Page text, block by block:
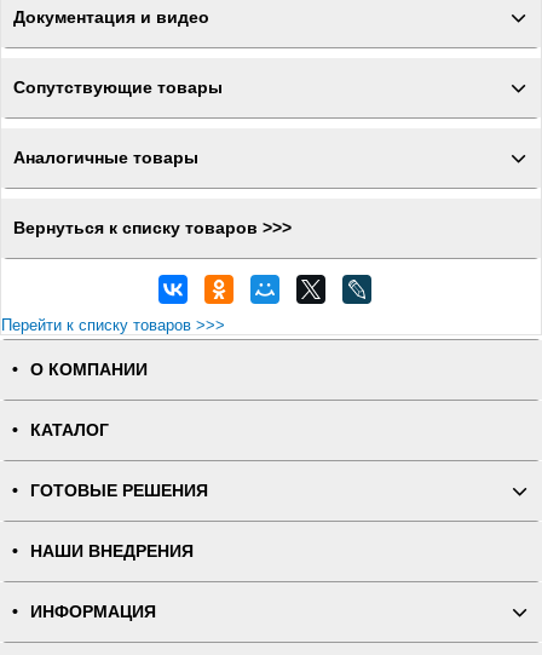
Документация и видео
Сопутствующие товары
Аналогичные товары
Вернуться к списку товаров >>>
Перейти к списку товаров >>>
О КОМПАНИИ
КАТАЛОГ
ГОТОВЫЕ РЕШЕНИЯ
НАШИ ВНЕДРЕНИЯ
ИНФОРМАЦИЯ